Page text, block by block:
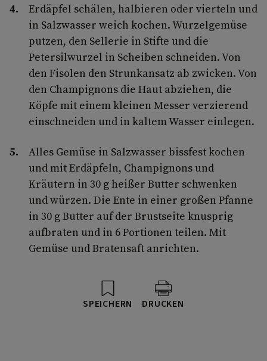
Erdäpfel schälen, halbieren oder vierteln und
in Salzwasser weich kochen. Wurzel­gemüse
putzen, den Sellerie in Stifte und die
Petersilwurzel in Scheiben schneiden. Von
den Fisolen den Strunkansatz ab­ zwicken. Von
den Champignons die Haut abziehen, die
Köpfe mit einem kleinen Messer verzierend
einschneiden und in kaltem Wasser einlegen.
Alles Gemüse in Salzwasser bissfest kochen
und mit Erdäpfeln, Champignons und
Kräutern in 30 g heißer Butter schwenken
und würzen. Die Ente in einer großen Pfanne
in 30 g Butter auf der Brustseite knusprig
aufbraten und in 6 Portionen teilen. Mit
Gemüse und Bratensaft anrichten.
SPEICHERN DRUCKEN